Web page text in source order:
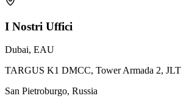
I Nostri Uffici
Dubai, EAU
TARGUS K1 DMCC, Tower Armada 2, JLT
San Pietroburgo, Russia